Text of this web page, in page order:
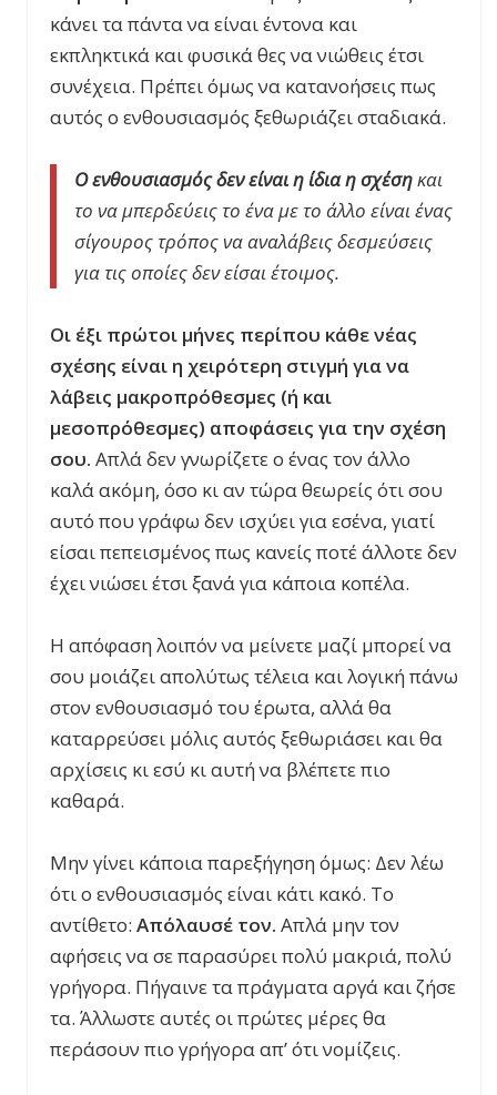
κάνει τα πάντα να είναι έντονα και
εκπληκτικά και φυσικά θες να νιώθεις έτσι
συνέχεια. Πρέπει όμως να κατανοήσεις πως
αυτός ο ενθουσιασμός ξεθωριάζει σταδιακά.
Ο ενθουσιασμός δεν είναι η ίδια η σχέσηκαι
το να μπερδεύεις το ένα με το άλλο είναι ένας
σίγουρος τρόπος να αναλάβεις δεσμεύσεις
για τις οποίες δεν είσαι έτοιμος.
Οι έξι πρώτοι μήνες περίπου κάθε νέας
σχέσης είναι η χειρότερη στιγμή για να
λάβεις μακροπρόθεσμες (ή και
μεσοπρόθεσμες) αποφάσεις για την σχέση
σου. Απλά δεν γνωρίζετε ο ένας τον άλλο
καλά ακόμη, όσο κι αν τώρα θεωρείς ότι σου
αυτό που γράφω δεν ισχύει για εσένα, γιατί
είσαι πεπεισμένος πως κανείς ποτέ άλλοτε δεν
έχει νιώσει έτσι ξανά για κάποια κοπέλα.
Η απόφαση λοιπόν να μείνετε μαζί μπορεί να
σου μοιάζει απολύτως τέλεια και λογική πάνω
στον ενθουσιασμό του έρωτα, αλλά θα
καταρρεύσει μόλις αυτός ξεθωριάσει και θα
αρχίσεις κι εσύ κι αυτή να βλέπετε πιο
καθαρά.
Μην γίνει κάποια παρεξήγηση όμως: Δεν λέω
ότι ο ενθουσιασμός είναι κάτι κακό. Το
αντίθετο: Απόλαυσέ τον. Απλά μην τον
αφήσεις να σε παρασύρει πολύ μακριά, πολύ
γρήγορα. Πήγαινε τα πράγματα αργά και ζήσε
τα. Άλλωστε αυτές οι πρώτες μέρες θα
περάσουν πιο γρήγορα απ’ ότι νομίζεις.